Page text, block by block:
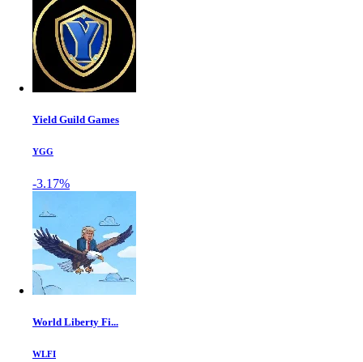
Yield Guild Games
YGG
-3.17%
World Liberty Fi...
WLFI